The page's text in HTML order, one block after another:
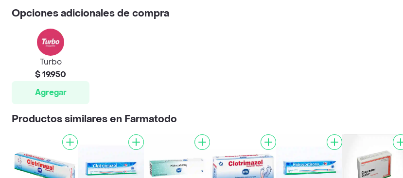
Opciones adicionales de compra
Turbo
$ 19.950
Agregar
Productos similares en Farmatodo